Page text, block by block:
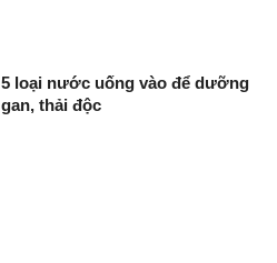
5 loại nước uống vào để dưỡng
gan, thải độc